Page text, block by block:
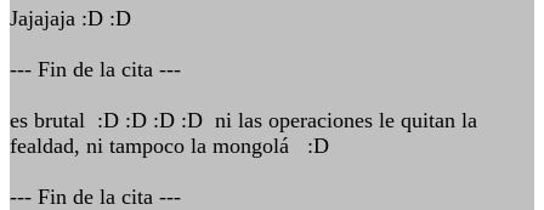
Jajajaja :D :D
--- Fin de la cita ---
es brutal :D :D :D :D ni las operaciones le quitan la
fealdad, ni tampoco la mongolá :D
--- Fin de la cita ---